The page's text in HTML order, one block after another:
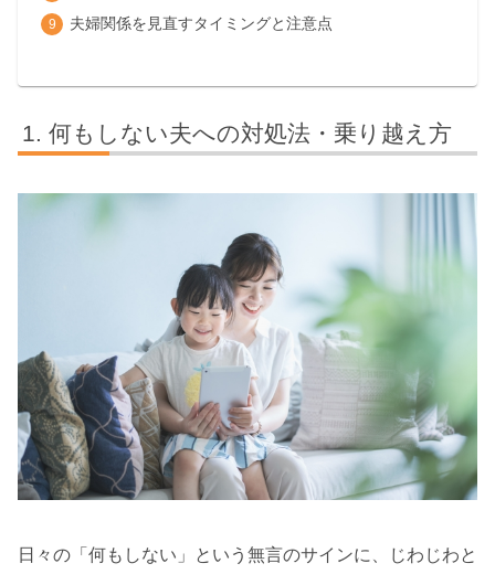
夫婦関係を見直すタイミングと注意点
何もしない夫への対処法・乗り越え方
日々の「何もしない」という無言のサインに、じわじわと